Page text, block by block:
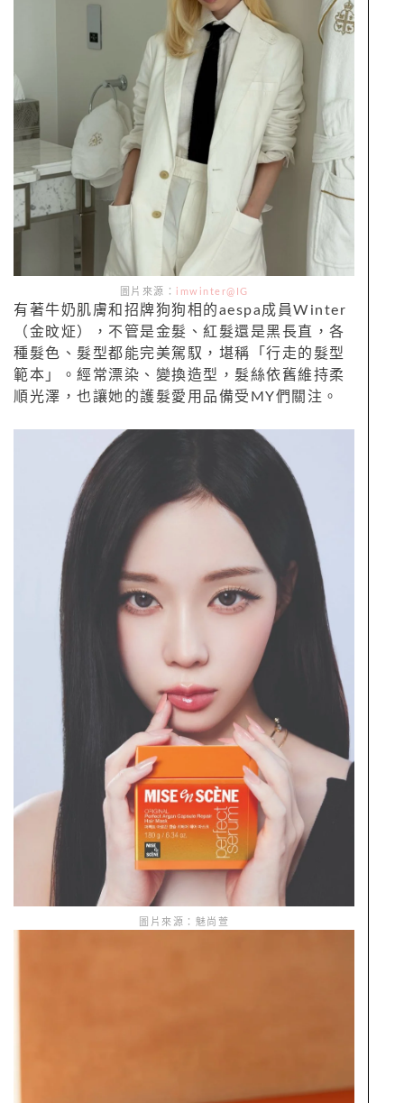
圖片來源： imwinter@IG
有著牛奶肌膚和招牌狗狗相的aespa成員Winter
（金旼炡），不管是金髮、紅髮還是黑長直，各
種髮色、髮型都能完美駕馭，堪稱「行走的髮型
範本」。經常漂染、變換造型，髮絲依舊維持柔
順光澤，也讓她的護髮愛用品備受MY們關注。
圖片來源：魅尚萱